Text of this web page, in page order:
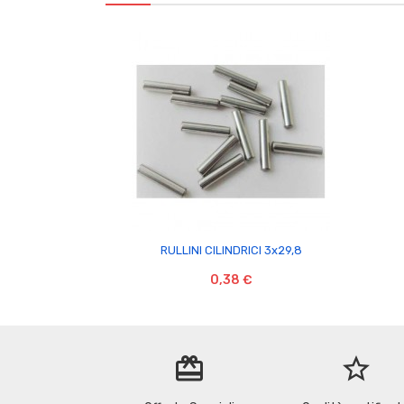

RULLINI CILINDRICI 3x29,8
0,38 €
redeem star_border